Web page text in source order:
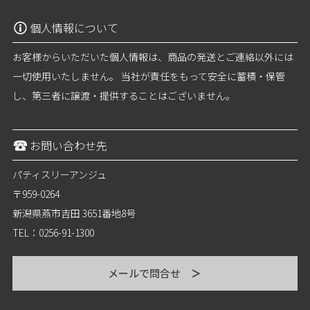
個人情報について
お客様からいただいた個人情報は、商品の発送とご連絡以外には
一切使用いたしません。 当社が責任をもって安全に蓄積・保管
し、第三者に譲渡・提供することはございません。
お問い合わせ先
パティスリーアンジュ
〒959-0264
新潟県燕市吉田 3651番地8号
TEL：0256-91-1300
メールで問合せ ＞